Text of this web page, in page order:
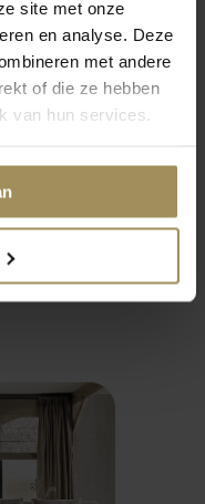
site met onze
en analyse. Deze
met andere
of die ze hebben
van hun services.